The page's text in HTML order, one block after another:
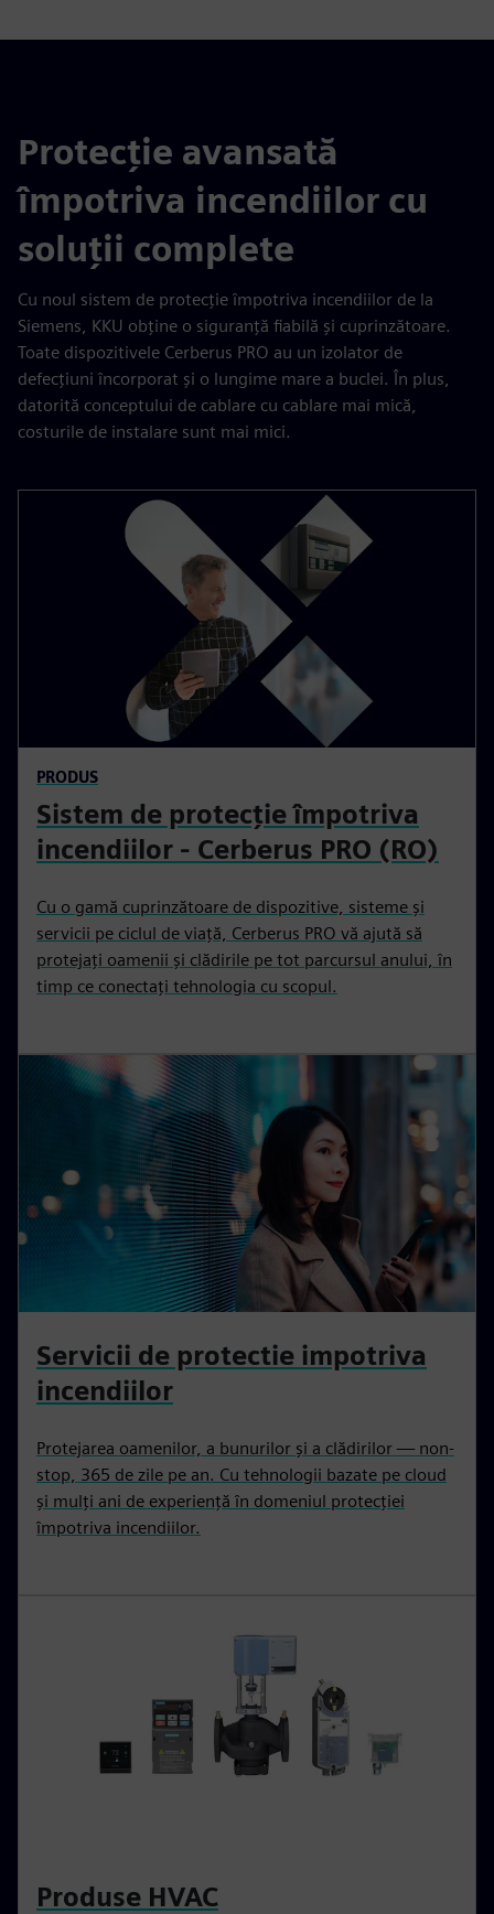
Protecție avansată
împotriva incendiilor cu
soluții complete
Cu noul sistem de protecție împotriva incendiilor de la
Siemens, KKU obține o siguranță fiabilă și cuprinzătoare.
Toate dispozitivele Cerberus PRO au un izolator de
defecțiuni încorporat și o lungime mare a buclei. În plus,
datorită conceptului de cablare cu cablare mai mică,
costurile de instalare sunt mai mici.
PRODUS
Sistem de protecție împotriva
incendiilor - Cerberus PRO (RO)
Cu o gamă cuprinzătoare de dispozitive, sisteme și
servicii pe ciclul de viață, Cerberus PRO vă ajută să
protejați oamenii și clădirile pe tot parcursul anului, în
timp ce conectați tehnologia cu scopul.
Servicii de protectie impotriva
incendiilor
Protejarea oamenilor, a bunurilor și a clădirilor — non-
stop, 365 de zile pe an. Cu tehnologii bazate pe cloud
și mulți ani de experiență în domeniul protecției
împotriva incendiilor.
Produse HVAC